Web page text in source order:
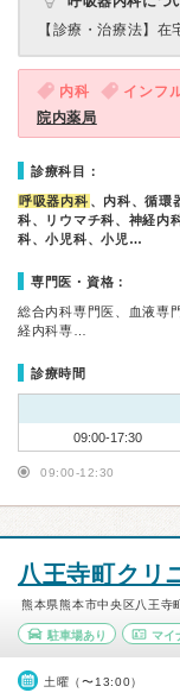
【診療・治療法】 在
内科 インフ
院内薬局
診療科目：
呼吸器内科 、内科、循環
科、リウマチ科、神経内
科、小児科、小児…
専門医・資格：
総合内科専門医、血液専
経内科専…
診療時間
09:00-17:30
09:00-12:30
八王寺町クリ
熊本県熊本市中央区八王寺
駐車場あり マイ
土曜（〜13:00）